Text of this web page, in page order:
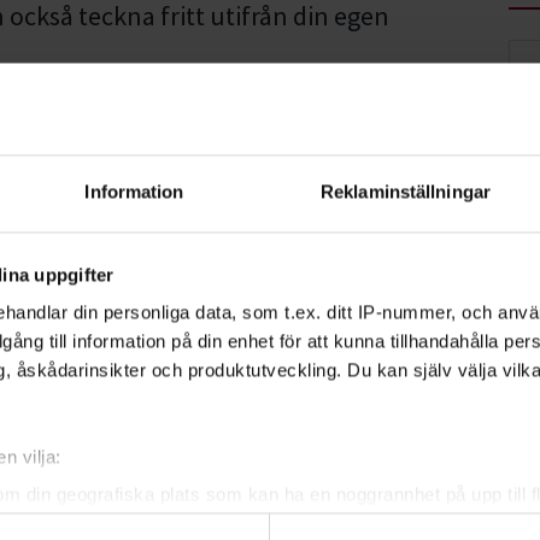
Information Reklaminställningar
uppgifter
din personliga data, som t.ex. ditt IP-nummer, och
till information på din enhet för att kunna tillhandahålla
åskådarinsikter och produktutveckling. Du kan själv välja
vilja:
också teckna fritt utifrån din egen
allt du behöver. Beroende på om du
fyller du sedan på din verktygslåda.
med konst. Många fortsätter sedan
Populära tekniker att lära sig inom
,perspektiv